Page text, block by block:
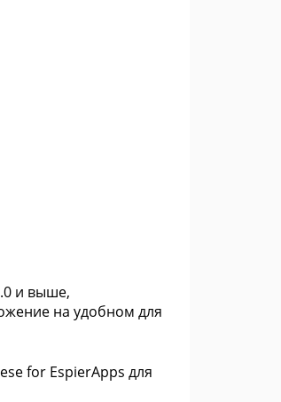
и выше,
на удобном для
for EspierApps для